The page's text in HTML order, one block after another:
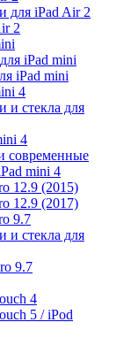
для iPad Air 2
2
iPad mini
iPad mini
4
и стекла для
4
современные
mini 4
12.9 (2015)
12.9 (2017)
9.7
и стекла для
9.7
4
5 / iPod